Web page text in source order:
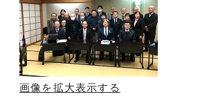
画像を拡大表示する